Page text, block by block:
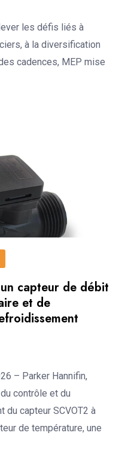
les défis liés à
à la diversification
cadences, MEP mise
capteur de débit
et de
– Parker Hannifin,
contrôle et du
du capteur SCVOT2 à
de température, une